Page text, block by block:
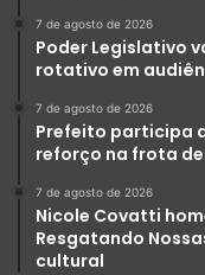
7 de agosto de 2026
Poder Legislativo
rotativo em
7 de agosto de 2026
Prefeito participa
reforço na frota
7 de agosto de 2026
Nicole Covatti
Resgatando
cultural